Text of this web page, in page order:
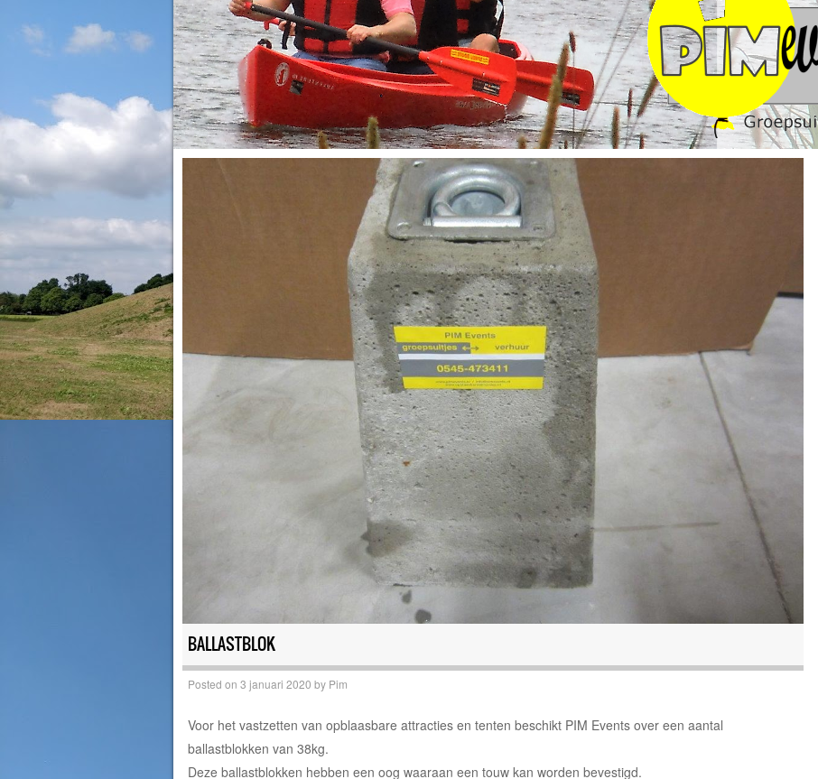
BALLASTBLOK
Posted on 3 januari 2020 by Pim
Voor het vastzetten van opblaasbare attracties en tenten beschikt PIM Events over een aantal
ballastblokken van 38kg.
Deze ballastblokken hebben een oog waaraan een touw kan worden bevestigd.